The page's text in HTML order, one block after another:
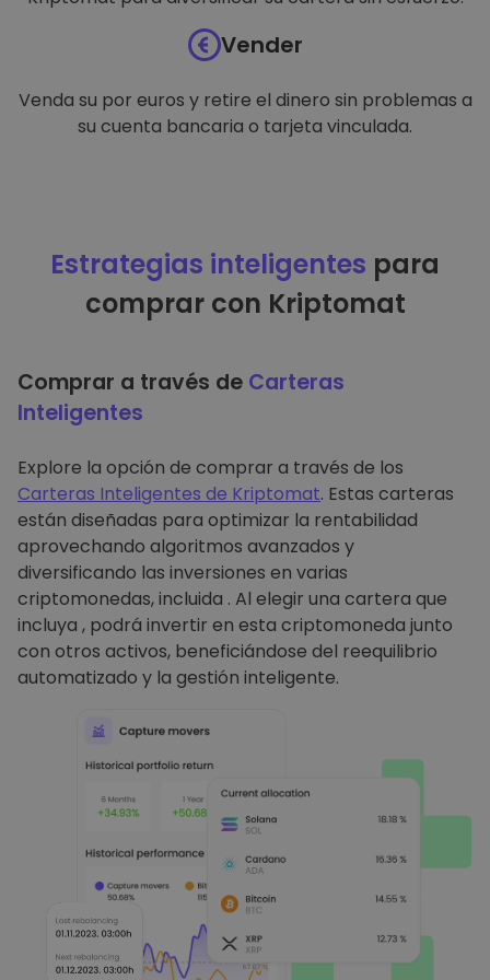
Vender
Venda su por euros y retire el dinero sin problemas a
su cuenta bancaria o tarjeta vinculada.
Estrategias inteligentes para
comprar con Kriptomat
Comprar a través de Carteras
Inteligentes
Explore la opción de comprar a través de los
Carteras Inteligentes de Kriptomat. Estas carteras
están diseñadas para optimizar la rentabilidad
aprovechando algoritmos avanzados y
diversificando las inversiones en varias
criptomonedas, incluida . Al elegir una cartera que
incluya , podrá invertir en esta criptomoneda junto
con otros activos, beneficiándose del reequilibrio
automatizado y la gestión inteligente.